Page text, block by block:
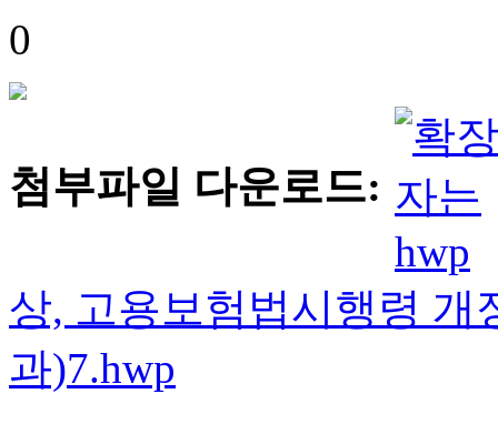
0
첨부파일 다운로드:
상, 고용보험법시행령 개
과)7.hwp